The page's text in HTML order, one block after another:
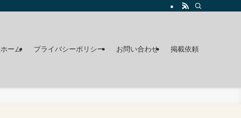
ホーム プライバシーポリシー お問い合わせ 掲載依頼